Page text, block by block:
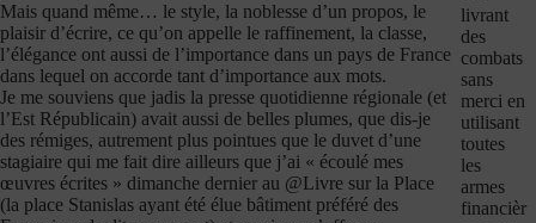
Mais quand même… le style, la noblesse d’un propos, le
plaisir d’écrire, ce qu’on appelle le raffinement, la classe,
l’élégance ont aussi de l’importance dans un pays de France
dans lequel on accorde tant d’importance aux mots.
Je me souviens que jadis la presse quotidienne régionale (et
l’Est Républicain) avait aussi de belles plumes, que dis-je
des rémiges, autrement plus pointues que le duvet d’une
stagiaire qui me fait dire ailleurs que j’ai « écoulé mes
œuvres écrites » dimanche dernier au @Livre sur la Place
(la place Stanislas ayant été élue bâtiment préféré des
livrant
des
combats
sans
merci en
utilisant
toutes
les
armes
financièr